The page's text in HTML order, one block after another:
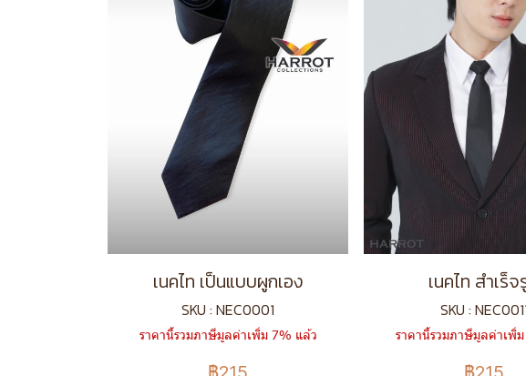
เนคไท เป็นแบบผูกเอง
SKU : NEC0001
ราคานี้รวมภาษีมูลค่าเพิ่ม 7% แล้ว
เนคไท สำเร็
SKU :
ราคานี้รวมภาษีมูลค่าเพิ่